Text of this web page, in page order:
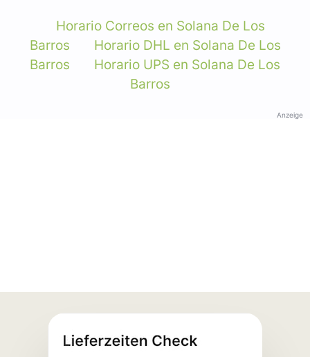
Horario Correos en Solana De Los
Barros
Horario DHL en Solana De Los
Barros
Horario UPS en Solana De Los
Barros
Anzeige